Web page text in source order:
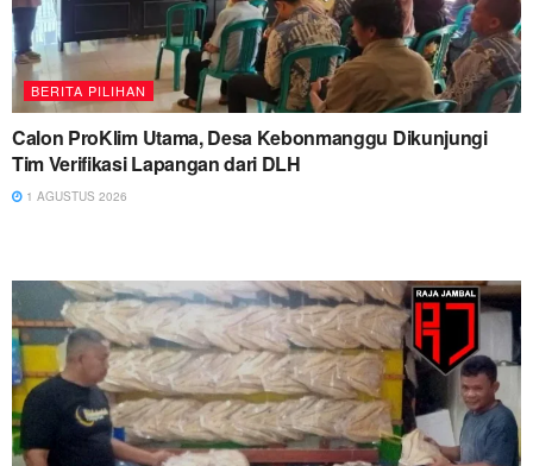
BERITA PILIHAN
Calon ProKlim Utama, Desa Kebonmanggu Dikunjungi
Tim Verifikasi Lapangan dari DLH
1 AGUSTUS 2026